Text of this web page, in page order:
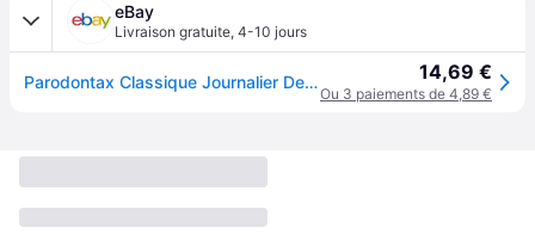
eBay
Livraison gratuite, 4-10 jours
Parodontax Classique Journalier Dentifrice 75ml Aide À Arrêt Saignant Gencives 14,69 €
Ou 3 paiements de 4,89 €